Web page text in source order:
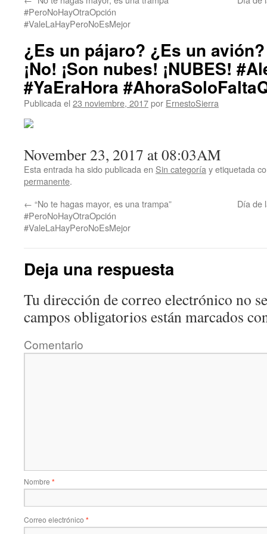
#PeroNoHayOtraOpción
#ValeLaHayPeroNoEsMejor
¿Es un pájaro? ¿Es un
¡No! ¡Son nubes! ¡NUBES!
#YaEraHora
Publicada el 23 noviembre, 2017por ErnestoSierra
November 23, 2017 at 08:03AM
Esta entrada ha sido publicada en Sin categoría y etiquetada
permanente.
← “No te hagas mayor, es una trampa”
#PeroNoHayOtraOpción
#ValeLaHayPeroNoEsMejor
Día de
Deja una respuesta
Tu dirección de correo electrónico no
campos obligatorios están marcados
Comentario
Nombre *
Correo electrónico *